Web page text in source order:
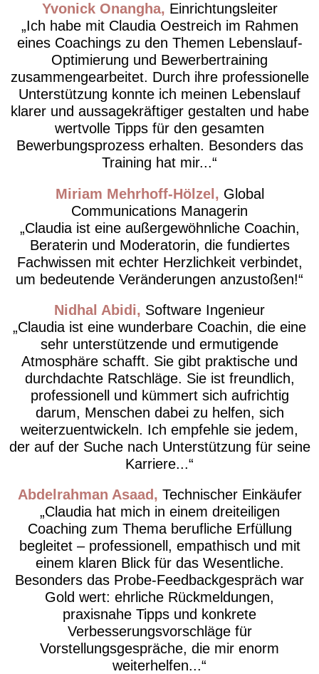
Yvonick Onangha
Einrichtungsleiter
Ich habe mit Claudia Oestreich im Rahmen
eines Coachings zu den Themen Lebenslauf-
Optimierung und Bewerbertraining
zusammengearbeitet. Durch ihre professionelle
Unterstützung konnte ich meinen Lebenslauf
klarer und aussagekräftiger gestalten und habe
wertvolle Tipps für den gesamten
Bewerbungsprozess erhalten. Besonders das
Training hat mir...
Miriam Mehrhoff-Hölzel
Global
Communications Managerin
Claudia ist eine außergewöhnliche Coachin,
Beraterin und Moderatorin, die fundiertes
Fachwissen mit echter Herzlichkeit verbindet,
um bedeutende Veränderungen anzustoßen!
Nidhal Abidi
Software Ingenieur
Claudia ist eine wunderbare Coachin, die eine
sehr unterstützende und ermutigende
Atmosphäre schafft. Sie gibt praktische und
durchdachte Ratschläge. Sie ist freundlich,
professionell und kümmert sich aufrichtig
darum, Menschen dabei zu helfen, sich
weiterzuentwickeln. Ich empfehle sie jedem,
der auf der Suche nach Unterstützung für seine
Karriere...
Abdelrahman Asaad
Technischer Einkäufer
Claudia hat mich in einem dreiteiligen
Coaching zum Thema berufliche Erfüllung
begleitet – professionell, empathisch und mit
einem klaren Blick für das Wesentliche.
Besonders das Probe-Feedbackgespräch war
Gold wert: ehrliche Rückmeldungen,
praxisnahe Tipps und konkrete
Verbesserungsvorschläge für
Vorstellungsgespräche, die mir enorm
weiterhelfen...